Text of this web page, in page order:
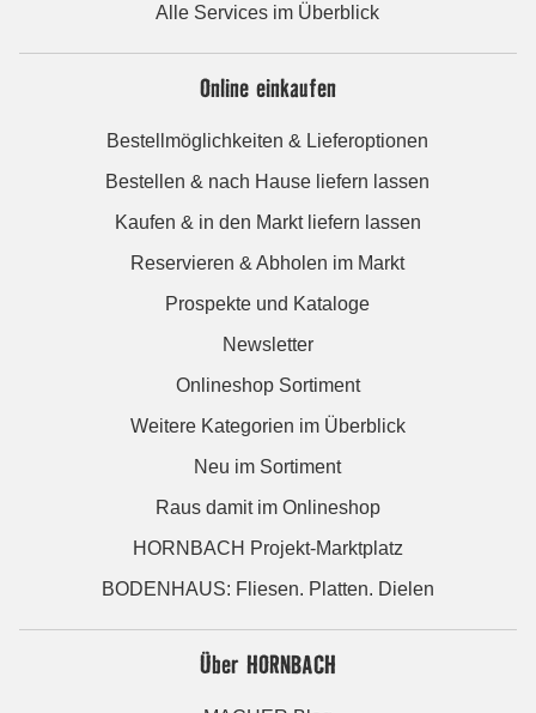
Alle Services im Überblick
Online einkaufen
Bestellmöglichkeiten & Lieferoptionen
Bestellen & nach Hause liefern lassen
Kaufen & in den Markt liefern lassen
Reservieren & Abholen im Markt
Prospekte und Kataloge
Newsletter
Onlineshop Sortiment
Weitere Kategorien im Überblick
Neu im Sortiment
Raus damit im Onlineshop
HORNBACH Projekt-Marktplatz
BODENHAUS: Fliesen. Platten. Dielen
Über HORNBACH